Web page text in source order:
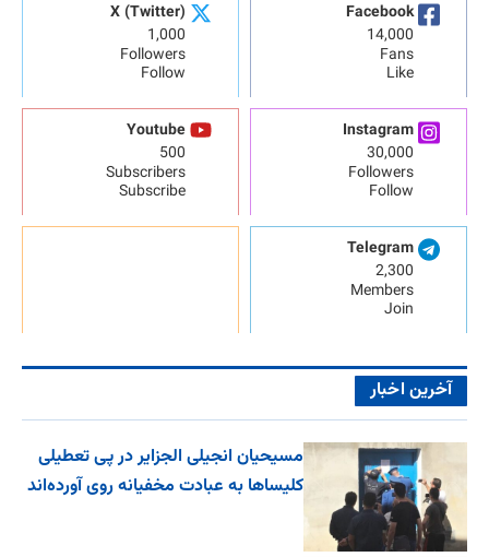
Facebook
14,000
Fans
Like
X (Twitter)
1,000
Followers
Follow
Instagram
30,000
Followers
Follow
Youtube
500
Subscribers
Subscribe
Telegram
2,300
Members
Join
آخرین اخبار
مسیحیان انجیلی الجزایر در پی تعطیلی
کلیساها به عبادت مخفیانه روی آورده‌اند